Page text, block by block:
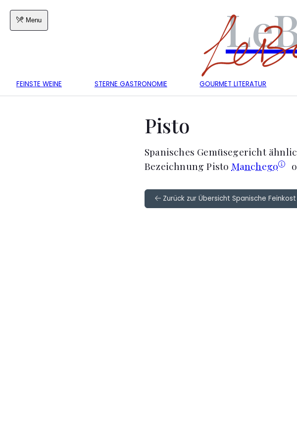
Menu
FEINSTE WEINE STERNE GASTRONOMIE GOURMET LITERATUR
Pisto
Spanisches Gemüsegericht
Bezeichnung Pisto Manchego
Zurück zur Übersicht Spanische Feinkost